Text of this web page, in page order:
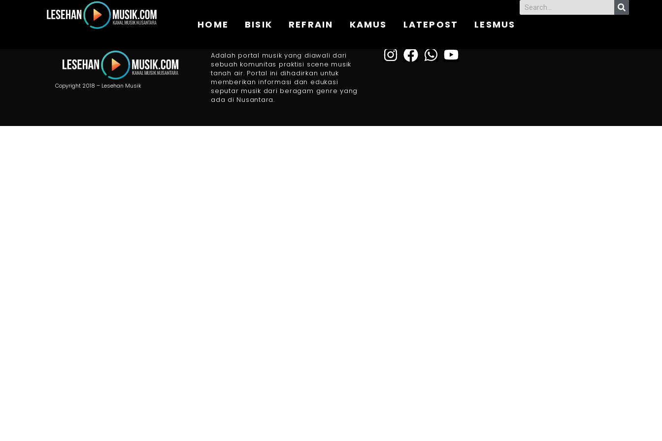
HOME BISIK REFRAIN KAMUS LATEPOST LESMUS
Copyright 2018 – Lesehan Musik
Adalah portal musik yang diawali dari
sebuah komunitas praktisi scene musik
tanah air. Portal ini dihadirkan untuk
memberikan informasi dan edukasi
seputar musik dari beragam genre yang
ada di Nusantara.